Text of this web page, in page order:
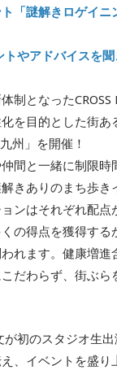
「謎解きロゲイニ
やアドバイスを
制となったCROSS
を目的とした街あ
州」を開催！
間と一緒に制限時
きありのまち歩き
ンはそれぞれ配点
の得点を獲得する
れます。健康増進
だわらず、街ぶら
初のスタジオ生
、イベントを盛り